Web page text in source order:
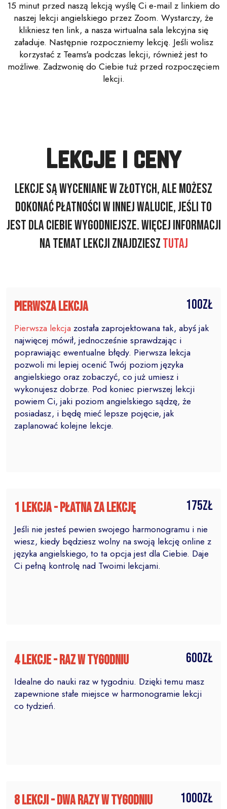
15 minut przed naszą lekcją wyślę Ci e-mail z linkiem do
naszej lekcji angielskiego przez Zoom. Wystarczy, że
klikniesz ten link, a nasza wirtualna sala lekcyjna się
załaduje. Następnie rozpoczniemy lekcję. Jeśli wolisz
korzystać z Teams'a podczas lekcji, również jest to
możliwe. Zadzwonię do Ciebie tuż przed rozpoczęciem
lekcji.
Lekcje i ceny
Lekcje są wyceniane w złotych, ale możesz
dokonać płatności w innej walucie, jeśli to
jest dla Ciebie wygodniejsze. Więcej informacji
na temat lekcji znajdziesztutaj
Pierwsza lekcja 100zł
Pierwsza lekcjazostała zaprojektowana tak, abyś jak
najwięcej mówił, jednocześnie sprawdzając i
poprawiając ewentualne błędy. Pierwsza lekcja
pozwoli mi lepiej ocenić Twój poziom języka
angielskiego oraz zobaczyć, co już umiesz i
wykonujesz dobrze. Pod koniec pierwszej lekcji
powiem Ci, jaki poziom angielskiego sądzę, że
posiadasz, i będę mieć lepsze pojęcie, jak
zaplanować kolejne lekcje.
1 lekcja - płatna za lekcję 175zł
Jeśli nie jesteś pewien swojego harmonogramu i nie
wiesz, kiedy będziesz wolny na swoją lekcję online z
języka angielskiego, to ta opcja jest dla Ciebie. Daje
Ci pełną kontrolę nad Twoimi lekcjami.
4 lekcje - raz w tygodniu 600zł
Idealne do nauki raz w tygodniu. Dzięki temu masz
zapewnione stałe miejsce w harmonogramie lekcji
co tydzień.
8 lekcji - dwa razy w tygodniu 1000zł